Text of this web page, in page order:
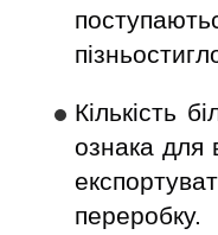
Кількість
ознака для